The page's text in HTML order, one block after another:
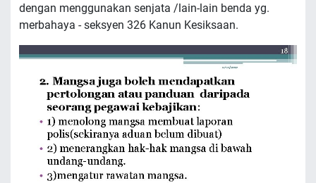
dengan menggunakan senjata /lain-lain benda yg.
merbahaya - seksyen 326 Kanun Kesiksaan.